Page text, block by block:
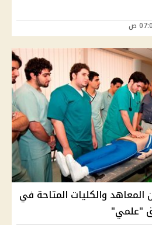
المعاهد والكليات المتاحة في
"علمي"